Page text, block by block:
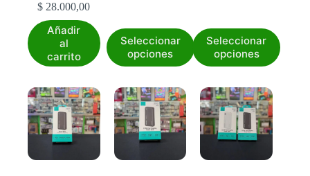
$ 28.000,00
Añadir
al
carrito
Seleccionar
opciones
Este
producto
tiene
Las
opciones
se
pueden
elegir
en
Seleccionar
opciones
Este
producto
tiene
Las
opciones
se
pueden
elegir
en